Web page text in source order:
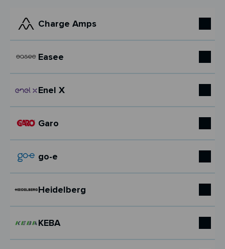
Charge Amps
Easee
Enel X
Garo
go-e
Heidelberg
KEBA